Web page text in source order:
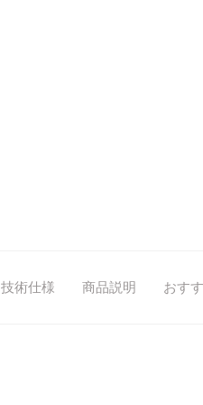
技術仕様 商品説明 おす